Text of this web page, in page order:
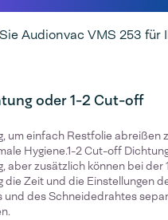
Audionvac VMS 253 für
oder 1-2 Cut-off
um einfach Restfolie abreißen
Hygiene.1-2 Cut-off
aber zusätzlich können bei der
Zeit und die Einstellungen
und des Schneidedrahtes